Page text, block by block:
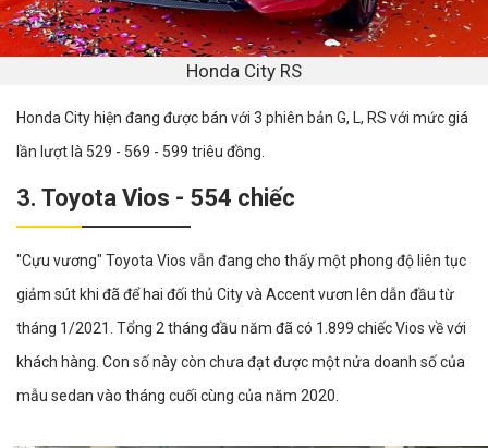
Honda City RS
Honda City hiện đang được bán với 3 phiên bản G, L, RS với mức giá
lần lượt là 529 - 569 - 599 triêu đồng.
3. Toyota Vios - 554 chiếc
"Cựu vương" Toyota Vios vẫn đang cho thấy một phong độ liên tục
giảm sút khi đã để hai đối thủ City và Accent vươn lên dẫn đầu từ
tháng 1/2021. Tổng 2 tháng đầu năm đã có 1.899 chiếc Vios về với
khách hàng. Con số này còn chưa đạt được một nửa doanh số của
mẫu sedan vào tháng cuối cùng của năm 2020.